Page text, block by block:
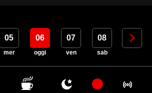
05
mer
06
oggi
07
ven
08
sab
09